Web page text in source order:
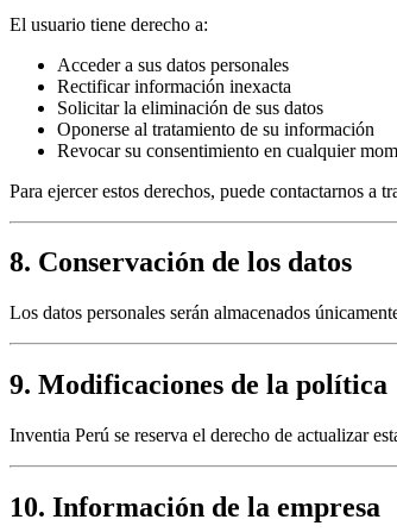
El usuario tiene derecho a:
Acceder a sus datos personales
Rectificar información inexacta
Solicitar la eliminación de sus datos
Oponerse al tratamiento de su información
Revocar su consentimiento en cualquier
Para ejercer estos derechos, puede contactarnos a
8. Conservación de los datos
Los datos personales serán almacenados
9. Modificaciones de la política
Inventia Perú se reserva el derecho de actualizar
10. Información de la empresa